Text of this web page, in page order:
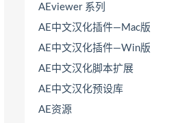
AEviewer 系列
AE中文汉化插件—Mac版
AE中文汉化插件—Win版
AE中文汉化脚本扩展
AE中文汉化预设库
AE资源